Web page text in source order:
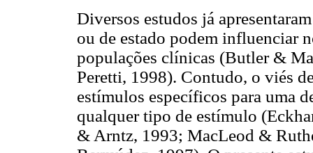
Diversos estudos já
ou de estado podem influenciar
populações clínicas (Butler &
Peretti, 1998). Contudo, o viés
estímulos específicos para uma
qualquer tipo de estímulo
& Arntz, 1993; MacLeod &